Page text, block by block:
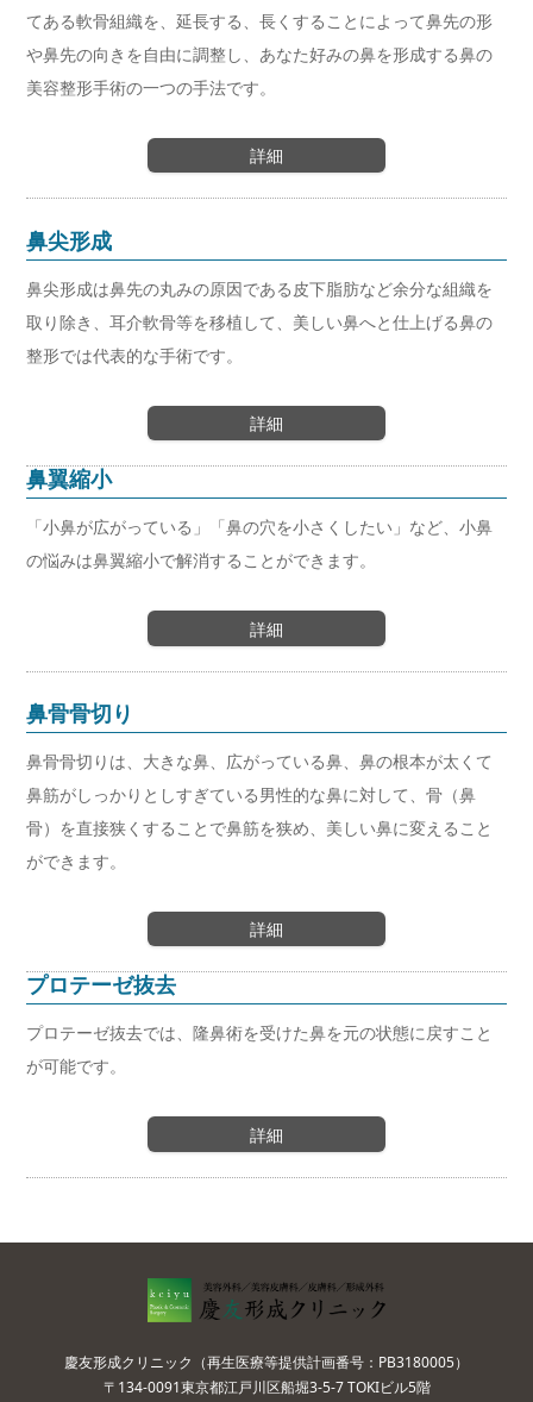
てある軟骨組織を、延長する、長くすることによって鼻先の形
や鼻先の向きを自由に調整し、あなた好みの鼻を形成する鼻の
美容整形手術の一つの手法です。
詳細
鼻尖形成
鼻尖形成は鼻先の丸みの原因である皮下脂肪など余分な組織を
取り除き、耳介軟骨等を移植して、美しい鼻へと仕上げる鼻の
整形では代表的な手術です。
詳細
鼻翼縮小
「小鼻が広がっている」「鼻の穴を小さくしたい」など、小鼻
の悩みは鼻翼縮小で解消することができます。
詳細
鼻骨骨切り
鼻骨骨切りは、大きな鼻、広がっている鼻、鼻の根本が太くて
鼻筋がしっかりとしすぎている男性的な鼻に対して、骨（鼻
骨）を直接狭くすることで鼻筋を狭め、美しい鼻に変えること
ができます。
詳細
プロテーゼ抜去
プロテーゼ抜去では、隆鼻術を受けた鼻を元の状態に戻すこと
が可能です。
詳細
慶友形成クリニック（再生医療等提供計画番号：PB3180005）
〒134-0091東京都江戸川区船堀3-5-7 TOKIビル5階